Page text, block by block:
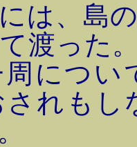
は、島
渡った
につい
れもし